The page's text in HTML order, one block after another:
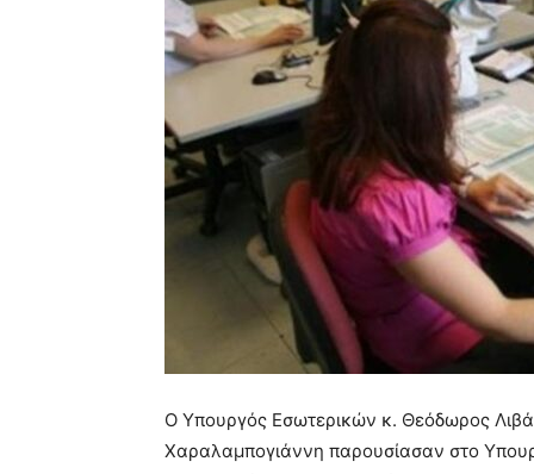
Ο Υπουργός Εσωτερικών κ. Θεόδωρος
Χαραλαμπογιάννη παρουσίασαν στο